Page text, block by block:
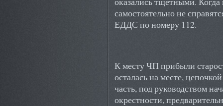
самостоятельно не
ЕДДС по номеру 112.
К месту ЧП прибыли
осталась на месте,
часть, под руководством
окрестности,